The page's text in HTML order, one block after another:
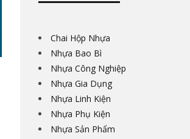
Chai Hộp Nhựa
Nhựa Bao Bì
Nhựa Công Nghiệp
Nhựa Gia Dụng
Nhựa Linh Kiện
Nhựa Phụ Kiện
Nhựa Sản Phẩm